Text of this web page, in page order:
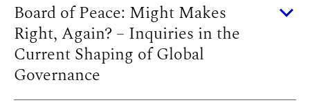
Board of Peace: Might Makes
Right, Again? – Inquiries in the
Current Shaping of Global
Governance